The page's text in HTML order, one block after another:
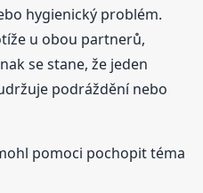
hygienický problém.
u obou partnerů,
se stane, že jeden
podráždění nebo
pomoci pochopit téma